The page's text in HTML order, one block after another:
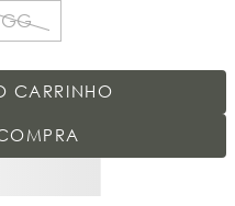
GG
CARRINHO